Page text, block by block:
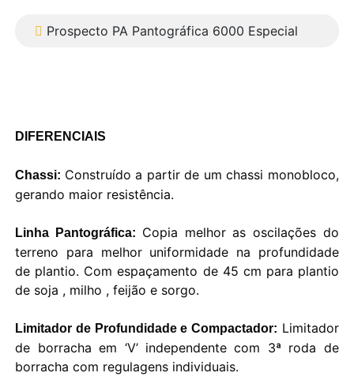
Prospecto PA Pantográfica 6000 Especial
DIFERENCIAIS
Chassi: Construído a partir de um chassi monobloco,
gerando maior resistência.
Linha Pantográfica: Copia melhor as oscilações do
terreno para melhor uniformidade na profundidade
de plantio. Com espaçamento de 45 cm para plantio
de soja , milho , feijão e sorgo.
Limitador de Profundidade e Compactador: Limitador
de borracha em ‘V’ independente com 3ª roda de
borracha com regulagens individuais.